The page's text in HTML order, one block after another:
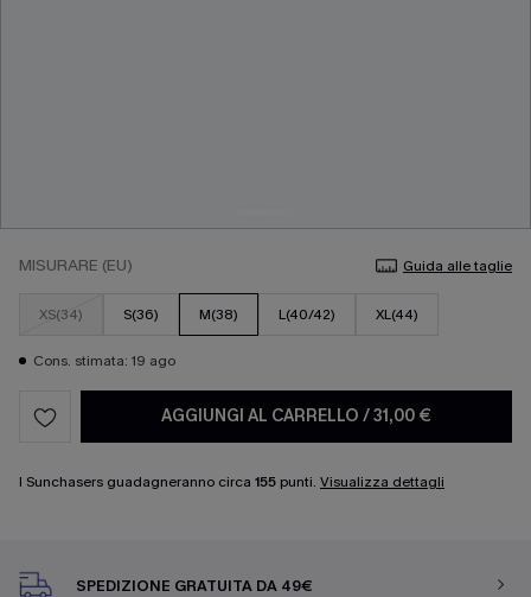
MISURARE (EU) Guida alle taglie
XS(34) S(36) M(38) L(40/42) XL(44)
Cons. stimata: 19 ago
AGGIUNGI AL CARRELLO /31,00 €
I Sunchasers guadagneranno circa 155 punti. Visualizza dettagli
SPEDIZIONE GRATUITA DA 49€